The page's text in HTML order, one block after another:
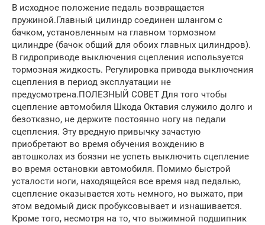
В исходное положение педаль возвращается
пружиной.Главный цилиндр соединен шлангом с
бачком, установленным на главном тормозном
цилиндре (бачок общий для обоих главных цилиндров).
В гидроприводе выключения сцепления используется
тормозная жидкость. Регулировка привода выключения
сцепления в период эксплуатации не
предусмотрена.ПОЛЕЗНЫЙ СОВЕТ Для того чтобы
сцепление автомобиля Шкода Октавия служило долго и
безотказно, не держите постоянно ногу на педали
сцепления. Эту вредную привычку зачастую
приобретают во время обучения вождению в
автошколах из боязни не успеть выключить сцепление
во время остановки автомобиля. Помимо быстрой
усталости ноги, находящейся все время над педалью,
сцепление оказывается хоть немного, но выжато, при
этом ведомый диск пробуксовывает и изнашивается.
Кроме того, несмотря на то, что выжимной подшипник